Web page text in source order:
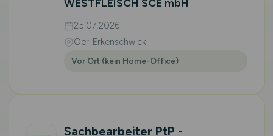
WESTFLEISCH SCE mbH
25.07.2026
Oer-Erkenschwick
Vor Ort (kein Home-Office)
Sachbearbeiter PtP -